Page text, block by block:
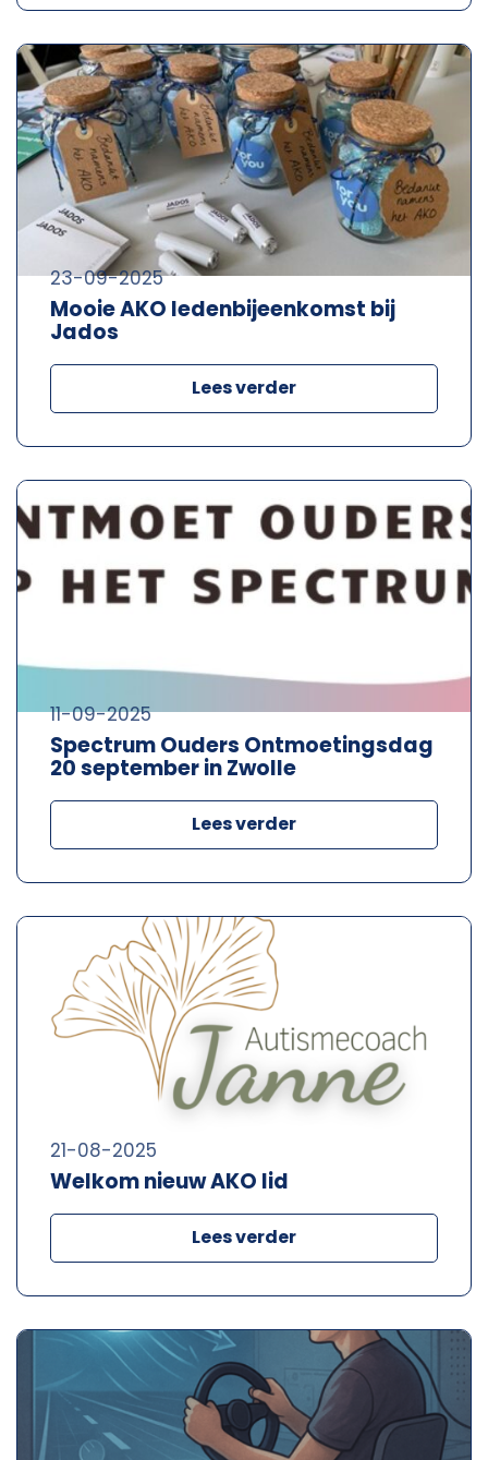
Mooie AKO ledenbijeenkomst bij
Jados
23-09-2025
Lees verder
Spectrum Ouders Ontmoetingsdag
20 september in Zwolle
11-09-2025
Lees verder
Welkom nieuw AKO lid
21-08-2025
Lees verder